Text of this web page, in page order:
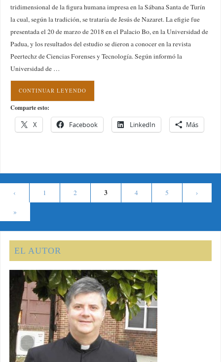
tridimensional de la figura humana impresa en la Sábana Santa de Turín
la cual, según la tradición, se trataría de Jesús de Nazaret. La efigie fue
presentada el 20 de marzo de 2018 en el Palacio Bo, en la Universidad de
Padua, y los resultados del estudio se dieron a conocer en la revista
Peertechz de Ciencias Forenses y Tecnología. Según informó la
Universidad de …
CONTINUAR LEYENDO
Comparte esto:
X Facebook LinkedIn Más
‹ 1 2 3 4 5 ›
»
EL AUTOR